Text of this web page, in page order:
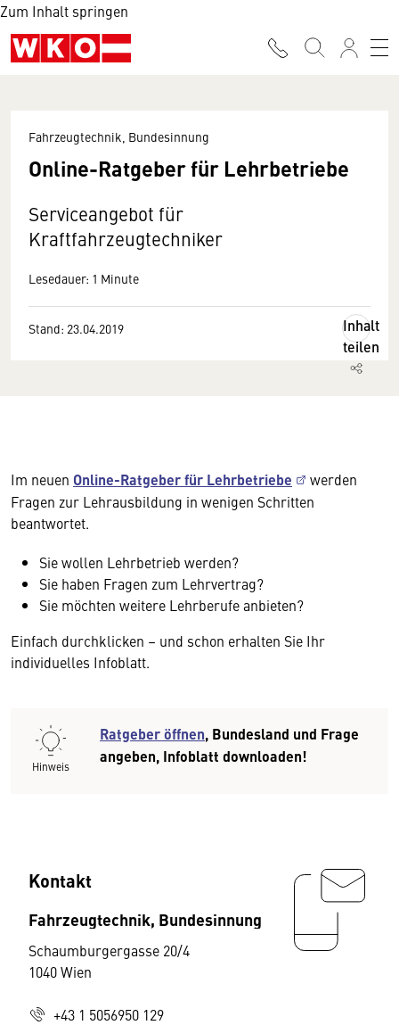
Zum Inhalt springen
Fahrzeugtechnik, Bundesinnung
Online-Ratgeber für Lehrbetriebe
Serviceangebot für
Kraftfahrzeugtechniker
Lesedauer: 1 Minute
Stand: 23.04.2019
Inhalt
teilen
Im neuen Online-Ratgeber für Lehrbetriebe
werden
Fragen zur Lehrausbildung in wenigen Schritten
beantwortet.
Sie wollen Lehrbetrieb werden?
Sie haben Fragen zum Lehrvertrag?
Sie möchten weitere Lehrberufe anbieten?
Einfach durchklicken – und schon erhalten Sie Ihr
individuelles Infoblatt.
Hinweis
Ratgeber öffnen, Bundesland und Frage
angeben, Infoblatt downloaden!
Kontakt
Fahrzeugtechnik, Bundesinnung
Schaumburgergasse 20/4
1040 Wien
+43 1 5056950 129